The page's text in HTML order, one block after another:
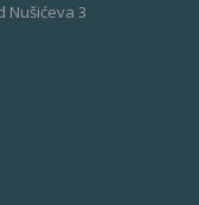
Nušićeva 3